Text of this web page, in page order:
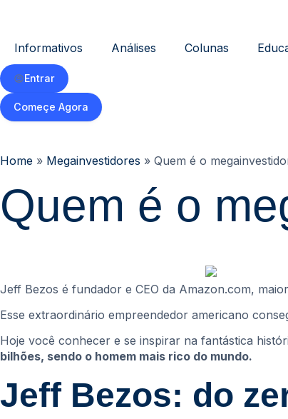
Informativos Análises Colunas
Entrar
Começe Agora
Home » Megainvestidores » Quem é o
Quem é o
Jeff Bezos é fundador e CEO da Amazon.com,
Esse extraordinário empreendedor americano
Hoje você conhecer e se inspirar na fantástica
bilhões, sendo o homem mais rico do mundo.
Jeff Bezos: do